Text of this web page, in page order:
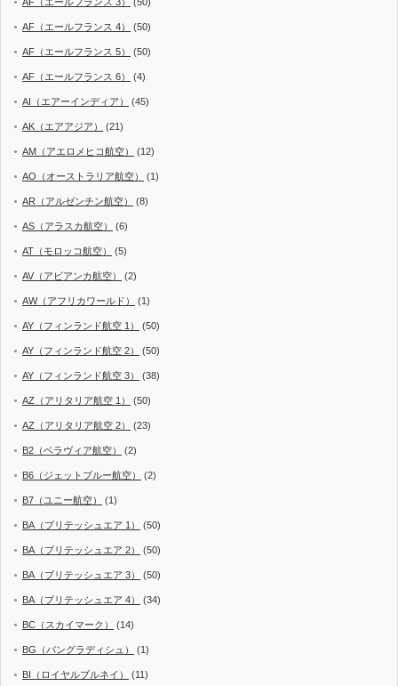
AF（エールフランス 4） (50)
AF（エールフランス 5） (50)
AF（エールフランス 6） (4)
AI（エアーインディア） (45)
AK（エアアジア） (21)
AM（アエロメヒコ航空） (12)
AO（オーストラリア航空） (1)
AR（アルゼンチン航空） (8)
AS（アラスカ航空） (6)
AT（モロッコ航空） (5)
AV（アビアンカ航空） (2)
AW（アフリカワールド） (1)
AY（フィンランド航空 1） (50)
AY（フィンランド航空 2） (50)
AY（フィンランド航空 3） (38)
AZ（アリタリア航空 1） (50)
AZ（アリタリア航空 2） (23)
B2（ベラヴィア航空） (2)
B6（ジェットブルー航空） (2)
B7（ユニー航空） (1)
BA（ブリテッシュエア 1） (50)
BA（ブリテッシュエア 2） (50)
BA（ブリテッシュエア 3） (50)
BA（ブリテッシュエア 4） (34)
BC（スカイマーク） (14)
BG（バングラディシュ） (1)
BI（ロイヤルブルネイ） (11)